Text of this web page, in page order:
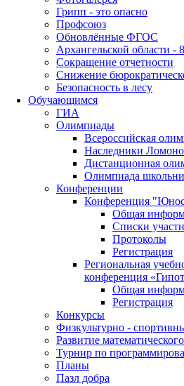
Грипп - это опасно
Профсоюз
Обновлённые ФГОС
Архангельской области -
Сокращение отчетности
Снижение
Безопасность в лесу
Обучающимся
ГИА
Олимпиады
Всероссийская
Наследники
Дистанционная
Олимпиада
Конференции
Конференция
Общая
Списки
Протоколы
Регистрация
Региональная
конференция
Общая
Регистрация
Конкурсы
Физкультурно -
Развитие
Турнир по
Планы
Пазл добра